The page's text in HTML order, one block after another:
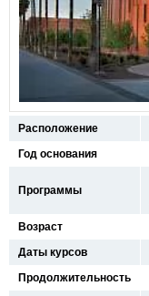
Расположение
Год основания
Программы
Возраст
Даты курсов
Продолжительность